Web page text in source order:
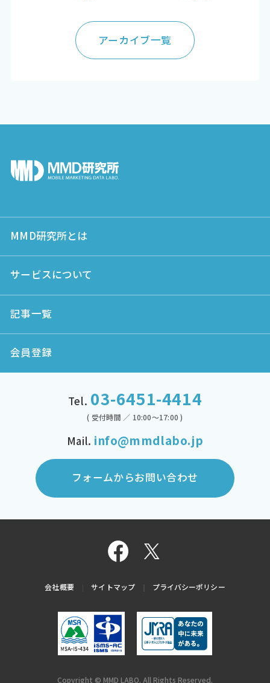
アーカイブ一覧
MMD研究所とは
サービスについて
記事一覧
会員登録
Tel. 03-6451-4414
( 受付時間 ／ 10:00～17:00 )
Mail. info@mmdlabo.jp
フォームからお問い合わせ
会社概要 サイトマップ プライバシーポリシー
Copyright © MMD LABO. All Rights Reserved.